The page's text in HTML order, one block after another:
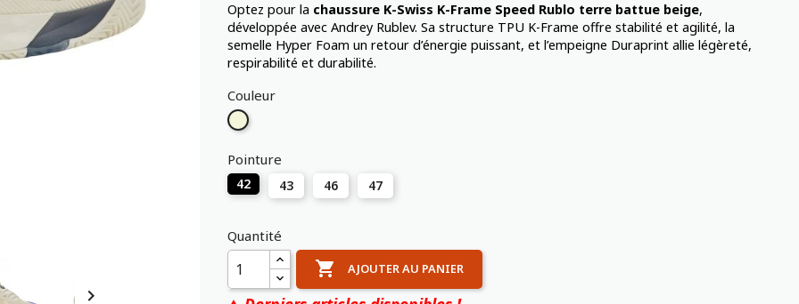

Optez pour la chaussure K-Swiss K-Frame Speed Rublo terre battue beige,
développée avec Andrey Rublev. Sa structure TPU K-Frame offre stabilité et agilité, la
semelle Hyper Foam un retour d’énergie puissant, et l’empeigne Duraprint allie légèreté,
respirabilité et durabilité.
Couleur
Beige
Pointure
42 43 46 47
Quantité
 AJOUTER AU PANIER